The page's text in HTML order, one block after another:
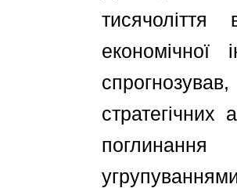
економічної